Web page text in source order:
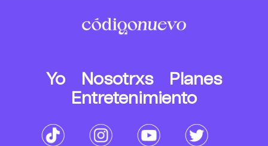
Yo Nosotrxs
Planes
Entretenimiento